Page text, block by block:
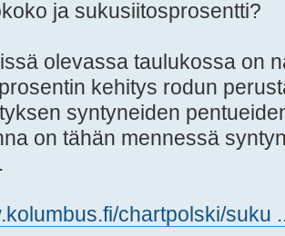
ja sukusiitosprosentti?
olevassa taulukossa on
kehitys rodun
syntyneiden
on tähän mennessä
chartpolski/suku